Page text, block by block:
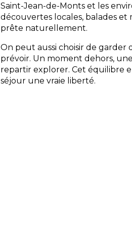
Saint-Jean-de-Monts et les
découvertes locales, balades et
prête naturellement.
On peut aussi choisir de garder
prévoir. Un moment dehors,
repartir explorer. Cet équilibre
séjour une vraie liberté.